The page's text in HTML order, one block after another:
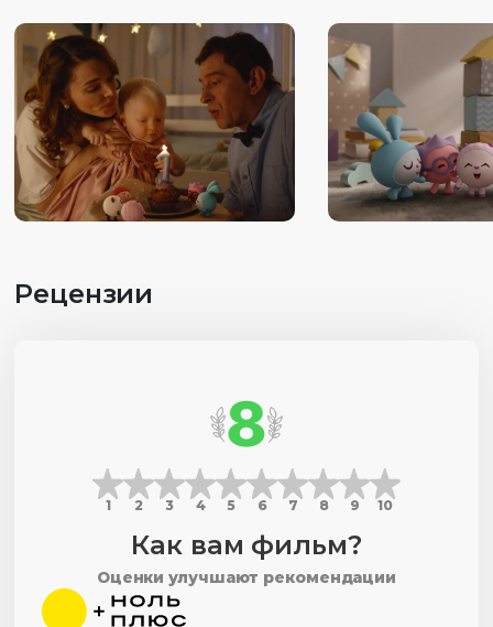
отправляются на поиски собственного дома.
Рецензии
8
1 2 3 4 5 6 7 8 9 10
Как вам фильм?
Оценки улучшают рекомендации